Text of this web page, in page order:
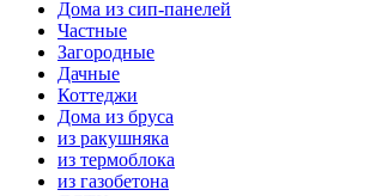
Дома из сип-панелей
Частные
Загородные
Дачные
Коттеджи
Дома из бруса
из ракушняка
из термоблока
из газобетона